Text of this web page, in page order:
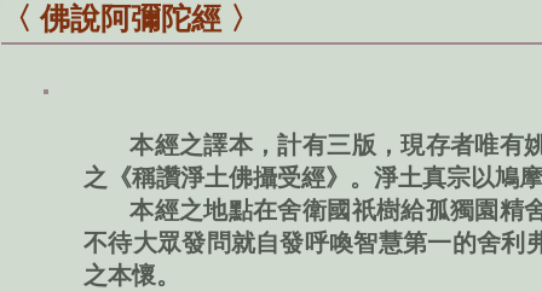
〈 佛說阿彌陀經 〉
本經之譯本，計有三版，現存者唯有
之《稱讚淨土佛攝受經》。淨土真宗以鳩
本經之地點在舍衛國祇樹給孤獨園精
不待大眾發問就自發呼喚智慧第一的舍利
之本懷。